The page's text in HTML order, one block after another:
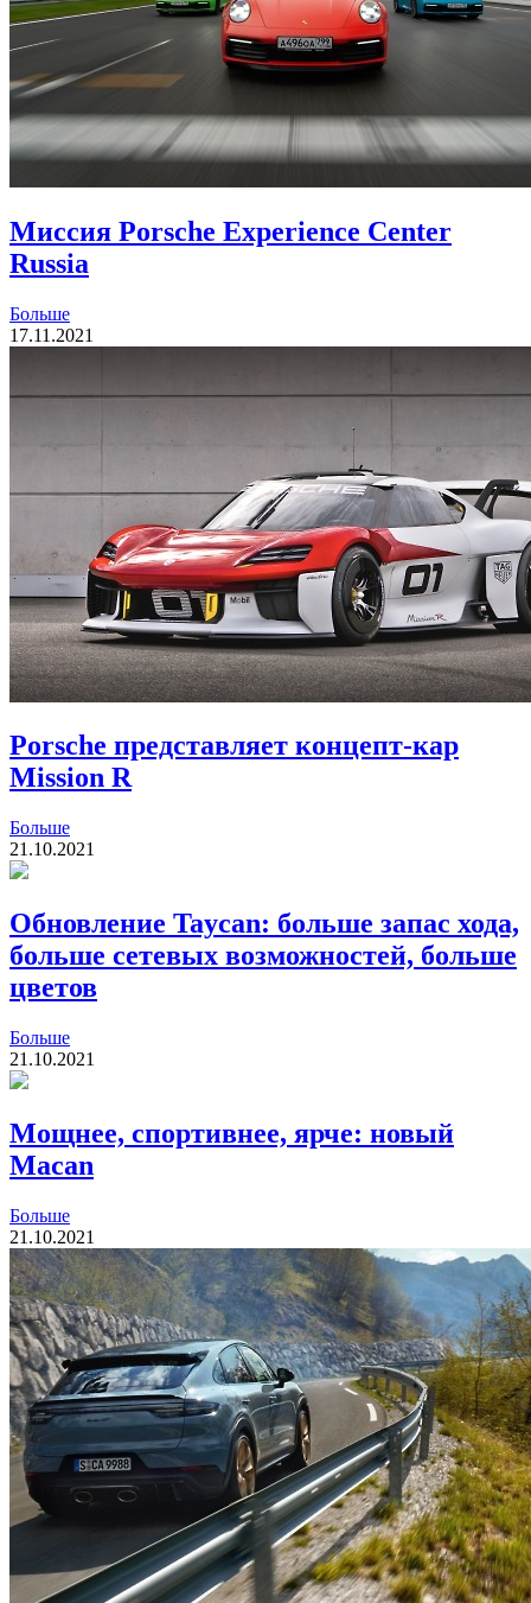
Миссия Porsche Experience Center
Russia
Больше
17.11.2021
Porsche представляет концепт-кар
Mission R
Больше
21.10.2021
Обновление Taycan: больше запас хода,
больше сетевых возможностей, больше
цветов
Больше
21.10.2021
Мощнее, спортивнее, ярче: новый
Macan
Больше
21.10.2021